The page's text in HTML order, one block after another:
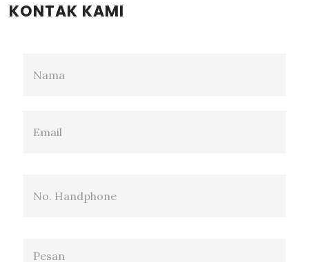
KONTAK KAMI